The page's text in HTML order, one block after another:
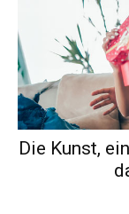
Die Kunst,